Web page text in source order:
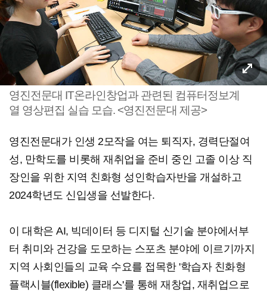
영진전문대 IT온라인창업과 관련된 컴퓨터정보계
열 영상편집 실습 모습. <영진전문대 제공>
영진전문대가 인생 2모작을 여는 퇴직자, 경력단절여
성, 만학도를 비롯해 재취업을 준비 중인 고졸 이상 직
장인을 위한 지역 친화형 성인학습자반을 개설하고
2024학년도 신입생을 선발한다.
이 대학은 AI, 빅데이터 등 디지털 신기술 분야에서부
터 취미와 건강을 도모하는 스포츠 분야에 이르기까지
지역 사회인들의 교육 수요를 접목한 '학습자 친화형
플랙시블(flexible) 클래스'를 통해 재창업, 재취업으로